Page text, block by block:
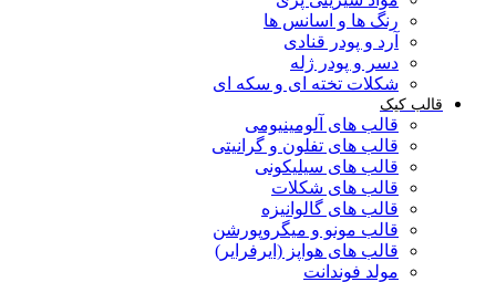
رنگ ها و اسانس ها
آرد و پودر قنادی
دسر و پودر ژله
شکلات تخته ای و سکه ای
قالب کیک
قالب های آلومینیومی
قالب های تفلون و گرانیتی
قالب های سیلیکونی
قالب های شکلات
قالب های گالوانیزه
قالب مونو و میگروپورشن
قالب های هواپز (ایرفرایر)
مولد فوندانت